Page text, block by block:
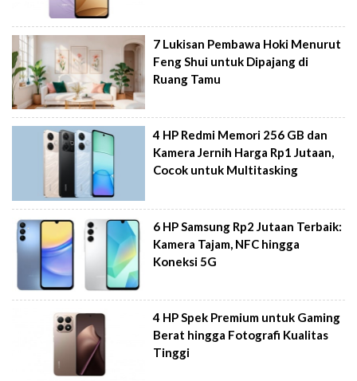
7 Lukisan Pembawa Hoki Menurut
Feng Shui untuk Dipajang di
Ruang Tamu
4 HP Redmi Memori 256 GB dan
Kamera Jernih Harga Rp1 Jutaan,
Cocok untuk Multitasking
6 HP Samsung Rp2 Jutaan Terbaik:
Kamera Tajam, NFC hingga
Koneksi 5G
4 HP Spek Premium untuk Gaming
Berat hingga Fotografi Kualitas
Tinggi